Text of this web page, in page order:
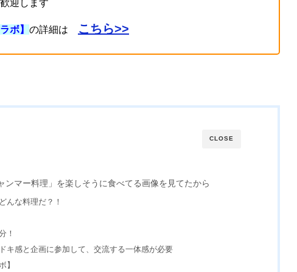
迎します
ボ】 の詳細は こちら>>
CLOSE
ンマー料理」を楽しそうに食べてる画像を見てたから
んな料理だ？！
！
キ感と企画に参加して、交流する一体感が必要
】